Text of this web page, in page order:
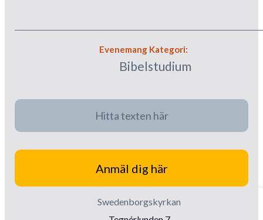
Evenemang Kategori:
Bibelstudium
Hitta texten här
Anmäl dig här
Swedenborgskyrkan